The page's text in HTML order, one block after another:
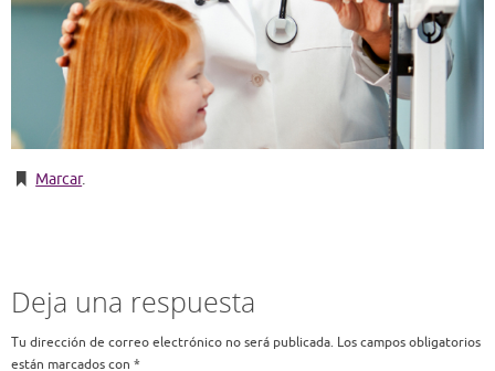
Marcar.
Deja una respuesta
Tu dirección de correo electrónico no será publicada. Los campos obligatorios
están marcados con *